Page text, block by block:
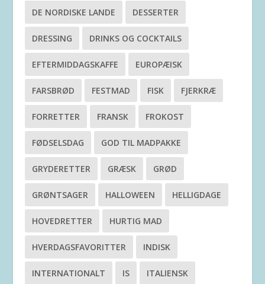
DE NORDISKE LANDE DESSERTER
DRESSING DRINKS OG COCKTAILS
EFTERMIDDAGSKAFFE EUROPÆISK
FARSBRØD FESTMAD FISK FJERKRÆ
FORRETTER FRANSK FROKOST
FØDSELSDAG GOD TIL MADPAKKE
GRYDERETTER GRÆSK GRØD
GRØNTSAGER HALLOWEEN HELLIGDAGE
HOVEDRETTER HURTIG MAD
HVERDAGSFAVORITTER INDISK
INTERNATIONALT IS ITALIENSK